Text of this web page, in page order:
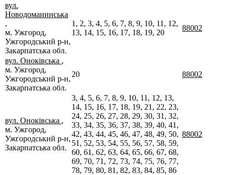
вул.
Новодоманинська
,
м. Ужгород,
Ужгородський р-н,
Закарпатська обл.
1, 2, 3, 4, 5, 6, 7, 8, 9, 10, 11, 12,
13, 14, 15, 16, 17, 18, 19, 20
88002
вул. Оноківська ,
м. Ужгород,
Ужгородський р-н,
Закарпатська обл.
20 88002
вул. Оноківська ,
м. Ужгород,
Ужгородський р-н,
Закарпатська обл.
3, 4, 5, 6, 7, 8, 9, 10, 11, 12, 13,
14, 15, 16, 17, 18, 19, 21, 22, 23,
24, 25, 26, 27, 28, 29, 30, 31, 32,
33, 34, 35, 36, 37, 38, 39, 40, 41,
42, 43, 44, 45, 46, 47, 48, 49, 50,
51, 52, 53, 54, 55, 56, 57, 58, 59,
60, 61, 62, 63, 64, 65, 66, 67, 68,
69, 70, 71, 72, 73, 74, 75, 76, 77,
78, 79, 80, 81, 82, 83, 84, 85, 86
88002